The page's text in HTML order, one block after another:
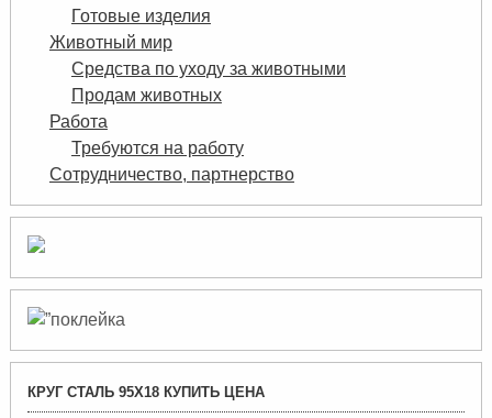
Готовые изделия
Животный мир
Средства по уходу за животными
Продам животных
Работа
Требуются на работу
Сотрудничество, партнерство
КРУГ СТАЛЬ 95Х18 КУПИТЬ ЦЕНА